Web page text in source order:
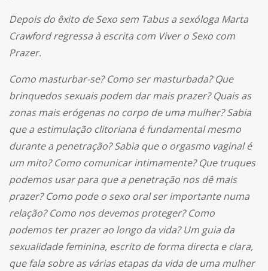
Depois do êxito de Sexo sem Tabus a sexóloga Marta
Crawford regressa à escrita com Viver o Sexo com
Prazer.
Como masturbar-se? Como ser masturbada? Que
brinquedos sexuais podem dar mais prazer? Quais as
zonas mais erógenas no corpo de uma mulher? Sabia
que a estimulação clitoriana é fundamental mesmo
durante a penetração? Sabia que o orgasmo vaginal é
um mito? Como comunicar intimamente? Que truques
podemos usar para que a penetração nos dê mais
prazer? Como pode o sexo oral ser importante numa
relação? Como nos devemos proteger? Como
podemos ter prazer ao longo da vida? Um guia da
sexualidade feminina, escrito de forma directa e clara,
que fala sobre as várias etapas da vida de uma mulher